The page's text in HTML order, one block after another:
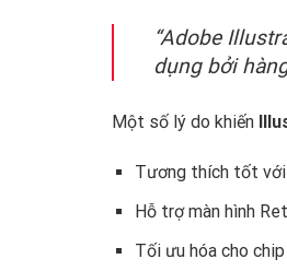
“Adobe
dụng bởi
Một số lý do khiến
Tương thích tốt
Hỗ trợ màn hình
Tối ưu hóa cho